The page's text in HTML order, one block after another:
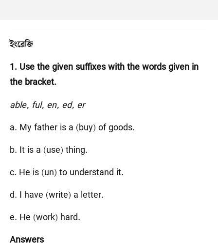
ইংরেজি
1. Use the given suffixes with the words given in
the bracket.
able, ful, en, ed, er
a. My father is a (buy) of goods.
b. It is a (use) thing.
c. He is (un) to understand it.
d. I have (write) a letter.
e. He (work) hard.
Answers